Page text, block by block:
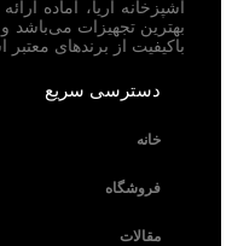
آشپزخانه آریا، آماده
بهترین تجهیزات می‌باشد
باکیفیت از برندهای معتبر
دسترسی سریع
خانه
فروشگاه
مقالات